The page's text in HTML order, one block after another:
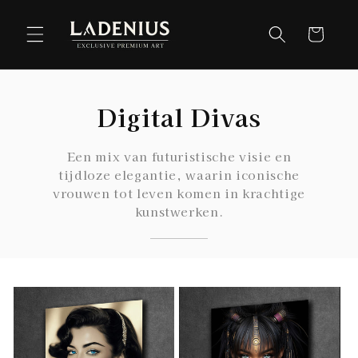
naar de
content
Digital Divas
Een mix van futuristische visie en
tijdloze elegantie, waarin iconische
vrouwen tot leven komen in krachtige
kunstwerken.